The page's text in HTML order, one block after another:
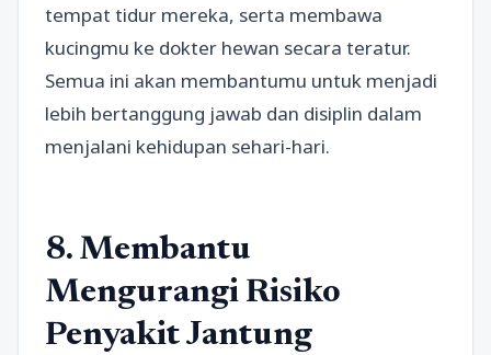
tempat tidur mereka, serta membawa
kucingmu ke dokter hewan secara teratur.
Semua ini akan membantumu untuk menjadi
lebih bertanggung jawab dan disiplin dalam
menjalani kehidupan sehari-hari.
8. Membantu
Mengurangi Risiko
Penyakit Jantung